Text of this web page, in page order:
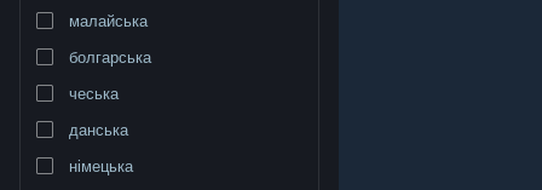
малайська
болгарська
чеська
данська
німецька